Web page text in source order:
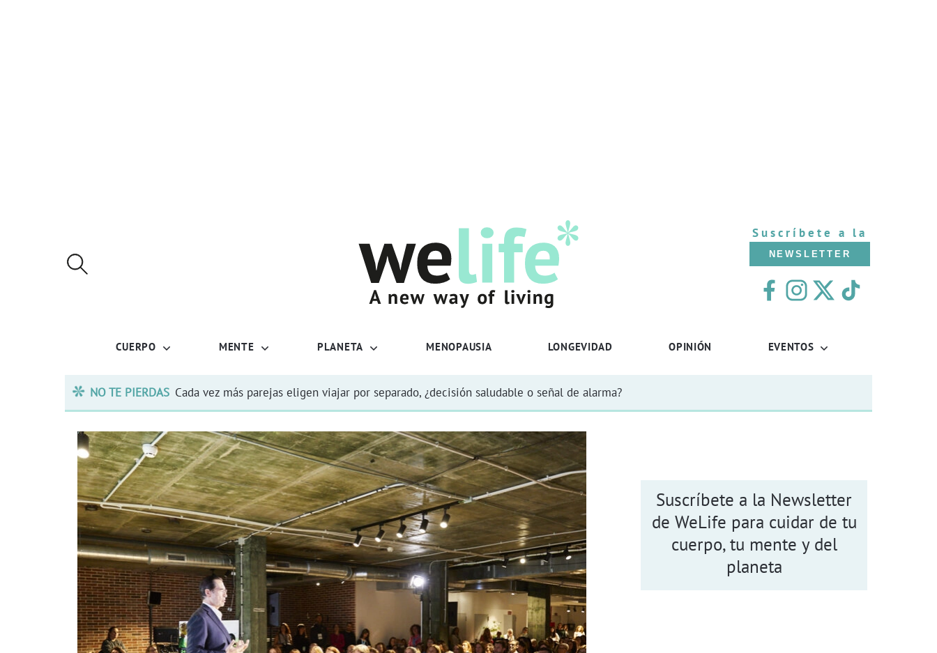
Suscríbete a la
NEWSLETTER
CUERPO MENTE PLANETA MENOPAUSIA LONGEVIDAD OPINIÓN EVENTOS
NO TE PIERDAS Cada vez más parejas eligen viajar por separado, ¿decisión saludable o señal de alarma?
Suscríbete a la Newsletter
de WeLife para cuidar de tu
cuerpo, tu mente y del
planeta